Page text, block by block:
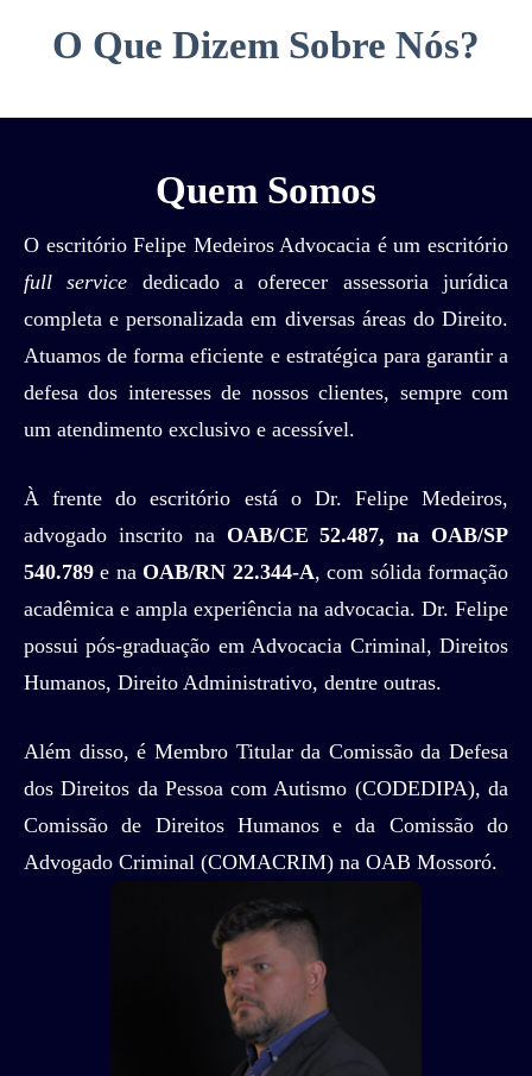
O Que Dizem Sobre Nós?
Quem Somos
O escritório Felipe Medeiros Advocacia é um escritório
full service dedicado a oferecer assessoria jurídica
completa e personalizada em diversas áreas do Direito.
Atuamos de forma eficiente e estratégica para garantir a
defesa dos interesses de nossos clientes, sempre com
um atendimento exclusivo e acessível.
À frente do escritório está o Dr. Felipe Medeiros,
advogado inscrito na OAB/CE 52.487, na OAB/SP
540.789e na OAB/RN 22.344-A, com sólida formação
acadêmica e ampla experiência na advocacia. Dr. Felipe
possui pós-graduação em Advocacia Criminal, Direitos
Humanos, Direito Administrativo, dentre outras.
Além disso, é Membro Titular da Comissão da Defesa
dos Direitos da Pessoa com Autismo (CODEDIPA), da
Comissão de Direitos Humanos e da Comissão do
Advogado Criminal (COMACRIM) na OAB Mossoró.